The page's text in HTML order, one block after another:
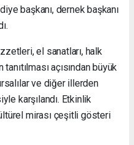
başkanı, dernek başkanı
el sanatları, halk
açısından büyük
ve diğer illerden
karşılandı. Etkinlik
mirası çeşitli gösteri